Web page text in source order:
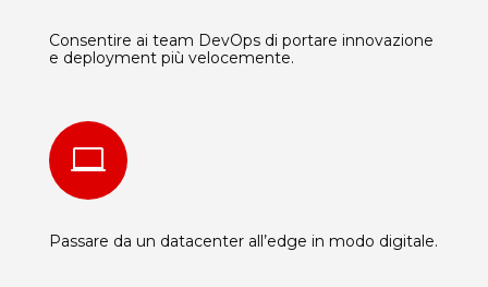
Consentire ai team DevOps di portare innovazione
e deployment più velocemente.

Passare da un datacenter all’edge in modo digitale.